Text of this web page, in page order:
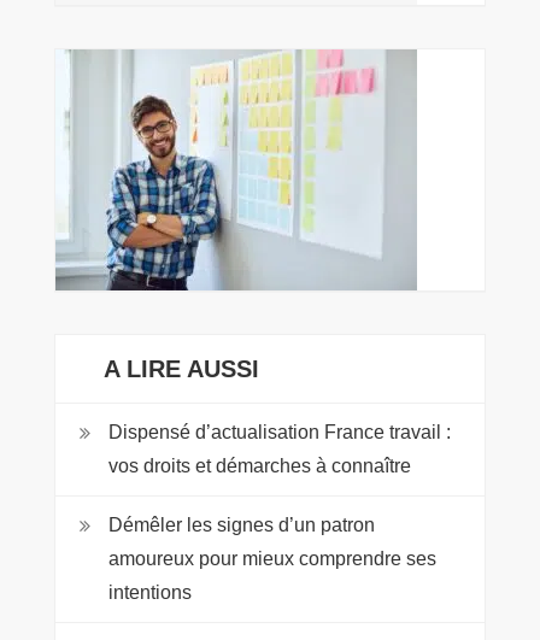
A LIRE AUSSI
Dispensé d’actualisation France travail :
vos droits et démarches à connaître
Démêler les signes d’un patron
amoureux pour mieux comprendre ses
intentions